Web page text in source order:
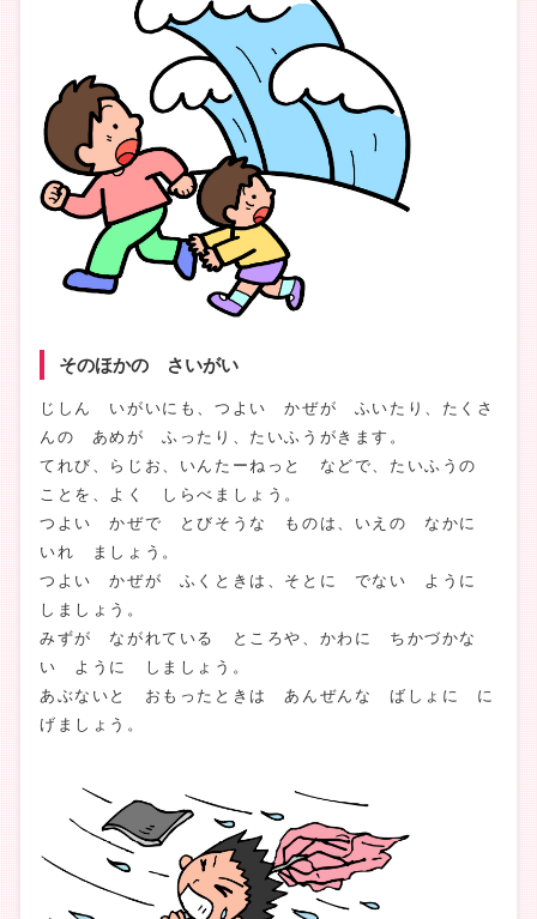
そのほかの さいがい
じしん いがいにも、つよい かぜが ふいたり、たくさ
んの あめが ふったり、たいふうがきます。
てれび、らじお、いんたーねっと などで、たいふうの
ことを、よく しらべましょう。
つよい かぜで とびそうな ものは、いえの なかに
いれ ましょう。
つよい かぜが ふくときは、そとに でない ように
しましょう。
みずが ながれている ところや、かわに ちかづかな
い ように しましょう。
あぶないと おもったときは あんぜんな ばしょに に
げましょう。